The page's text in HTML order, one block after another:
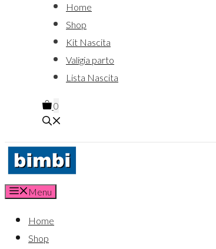
Home
Shop
Kit Nascita
Valigia parto
Lista Nascita
0
Menu
Home
Shop